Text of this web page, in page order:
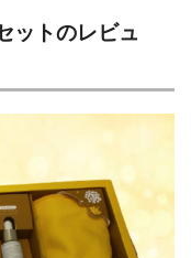
ットのレビュ